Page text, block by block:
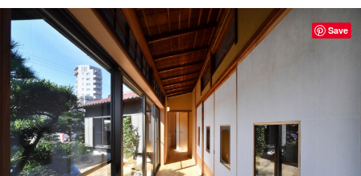
Save